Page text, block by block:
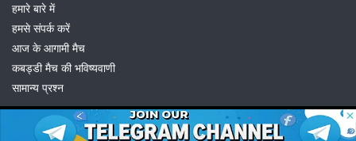
हमारे बारे में
हमसे संपर्क करें
आज के आगामी मैच
कबड्डी मैच की भविष्यवाणी
सामान्य प्रश्न
© 2026 Possible11